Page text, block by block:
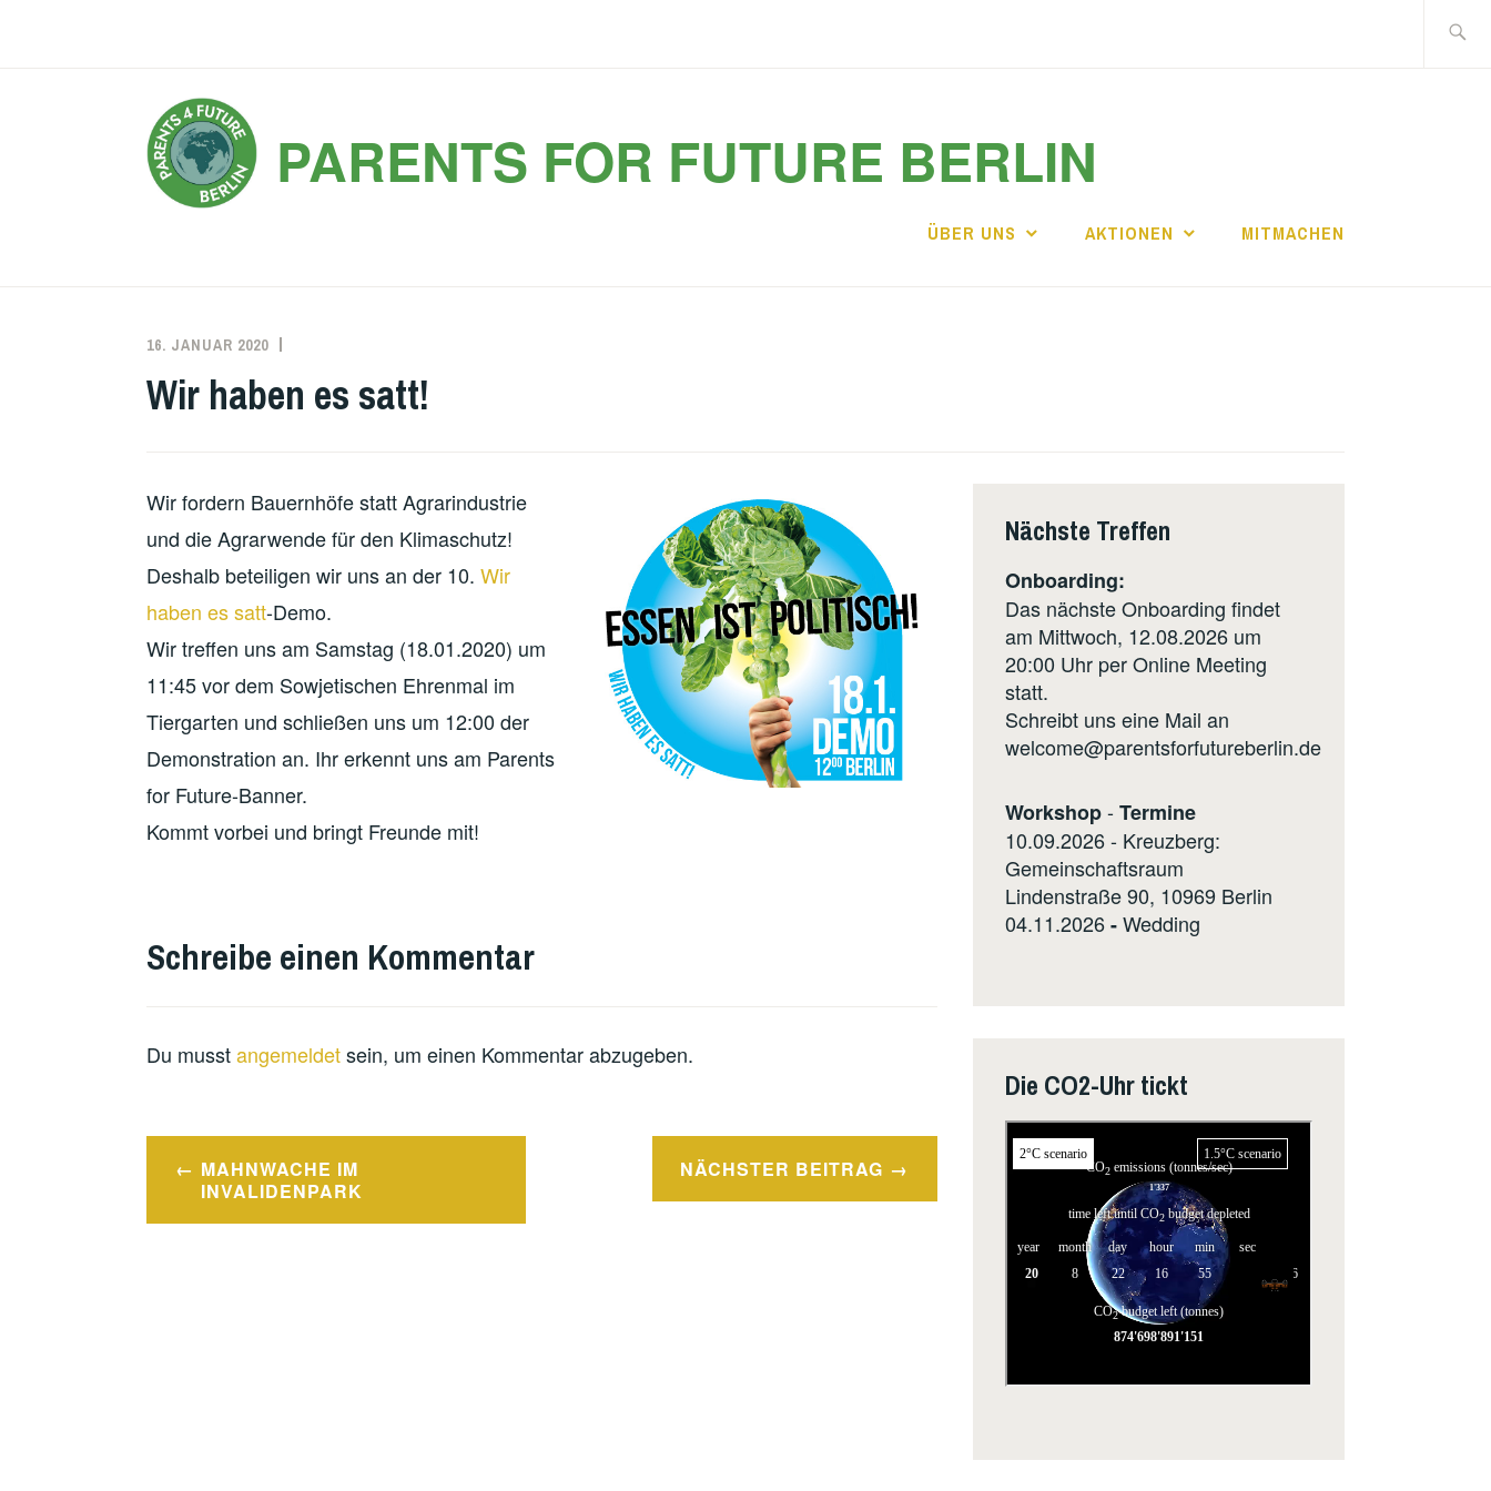
nach:
PARENTS FOR FUTURE BERLIN
ÜBER UNS AKTIONEN MITMACHEN
16. JANUAR 2020
Wir haben es satt!
Wir fordern Bauernhöfe statt Agrarindustrie
und die Agrarwende für den Klimaschutz!
Deshalb beteiligen wir uns an der 10. Wir
haben es satt-Demo.
Wir treffen uns am Samstag (18.01.2020) um
11:45 vor dem Sowjetischen Ehrenmal im
Tiergarten und schließen uns um 12:00 der
Demonstration an. Ihr erkennt uns am Parents
for Future-Banner.
Kommt vorbei und bringt Freunde mit!
Schreibe einen Kommentar
Du musstangemeldetsein, um einen Kommentar abzugeben.
Beitragsnavigation
MAHNWACHE IM
INVALIDENPARK
NÄCHSTER BEITRAG
Nächste Treffen
Onboarding:
Das nächste Onboarding findet
am Mittwoch, 12.08.2026 um
20:00 Uhr per Online Meeting
statt.
Schreibt uns eine Mail an
welcome@parentsforfutureberlin.de
Workshop-Termine
10.09.2026 - Kreuzberg:
Gemeinschaftsraum
Lindenstraße 90, 10969 Berlin
04.11.2026-Wedding
Die CO2-Uhr tickt